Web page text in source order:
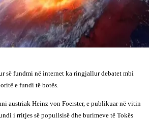
së fundmi në internet ka ringjallur debatet mbi
e fundi të botës.
austriak Heinz von Foerster, e publikuar në vitin
i rritjes së popullsisë dhe burimeve të Tokës